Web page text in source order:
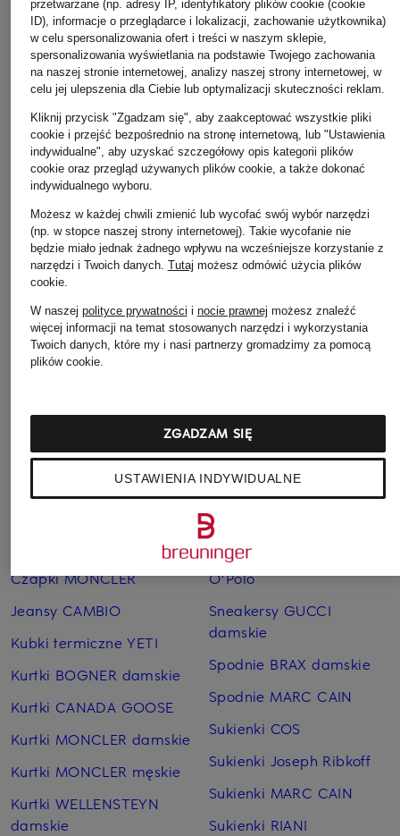
AGL
Kozaki za kolano
LOREN STRETCH
2 145 zł
+ rabat promocyjny
STUDIOS
Kozaki CPH297
855 zł
Cena regularna:1 645 zł
+ rabat promocyjny
Kozaki na
339 zł
Pozostałe kategorie
Czapki MONCLER
Jeansy CAMBIO
Kubki termiczne YETI
Kurtki BOGNER damskie
Kurtki CANADA GOOSE
Kurtki MONCLER damskie
Kurtki MONCLER męskie
Kurtki WELLENSTEYN
damskie
Pierścionki TIFFANY & Co.
Płaszcze puchowe Marc
O'Polo
Sneakersy GUCCI
damskie
Spodnie BRAX damskie
Spodnie MARC CAIN
Sukienki COS
Sukienki Joseph Ribkoff
Sukienki MARC CAIN
Sukienki RIANI
przetwarzane (np. adresy IP, identyfikatory plików cookie (cookie
ID), informacje o przeglądarce i lokalizacji, zachowanie użytkownika)
w celu spersonalizowania ofert i treści w naszym sklepie,
spersonalizowania wyświetlania na podstawie Twojego zachowania
na naszej stronie internetowej, analizy naszej strony internetowej, w
celu jej ulepszenia dla Ciebie lub optymalizacji skuteczności reklam.
Kliknij przycisk "Zgadzam się", aby zaakceptować wszystkie pliki
cookie i przejść bezpośrednio na stronę internetową, lub "Ustawienia
indywidualne", aby uzyskać szczegółowy opis kategorii plików
cookie oraz przegląd używanych plików cookie, a także dokonać
indywidualnego wyboru.
Możesz w każdej chwili zmienić lub wycofać swój wybór narzędzi
(np. w stopce naszej strony internetowej). Takie wycofanie nie
będzie miało jednak żadnego wpływu na wcześniejsze korzystanie z
narzędzi i Twoich danych. Tutaj możesz odmówić użycia plików
cookie.
W naszej polityce prywatności i nocie prawnej możesz znaleźć
więcej informacji na temat stosowanych narzędzi i wykorzystania
Twoich danych, które my i nasi partnerzy gromadzimy za pomocą
plików cookie.
USTAWIENIA INDYWIDUALNE
ZGADZAM SIĘ